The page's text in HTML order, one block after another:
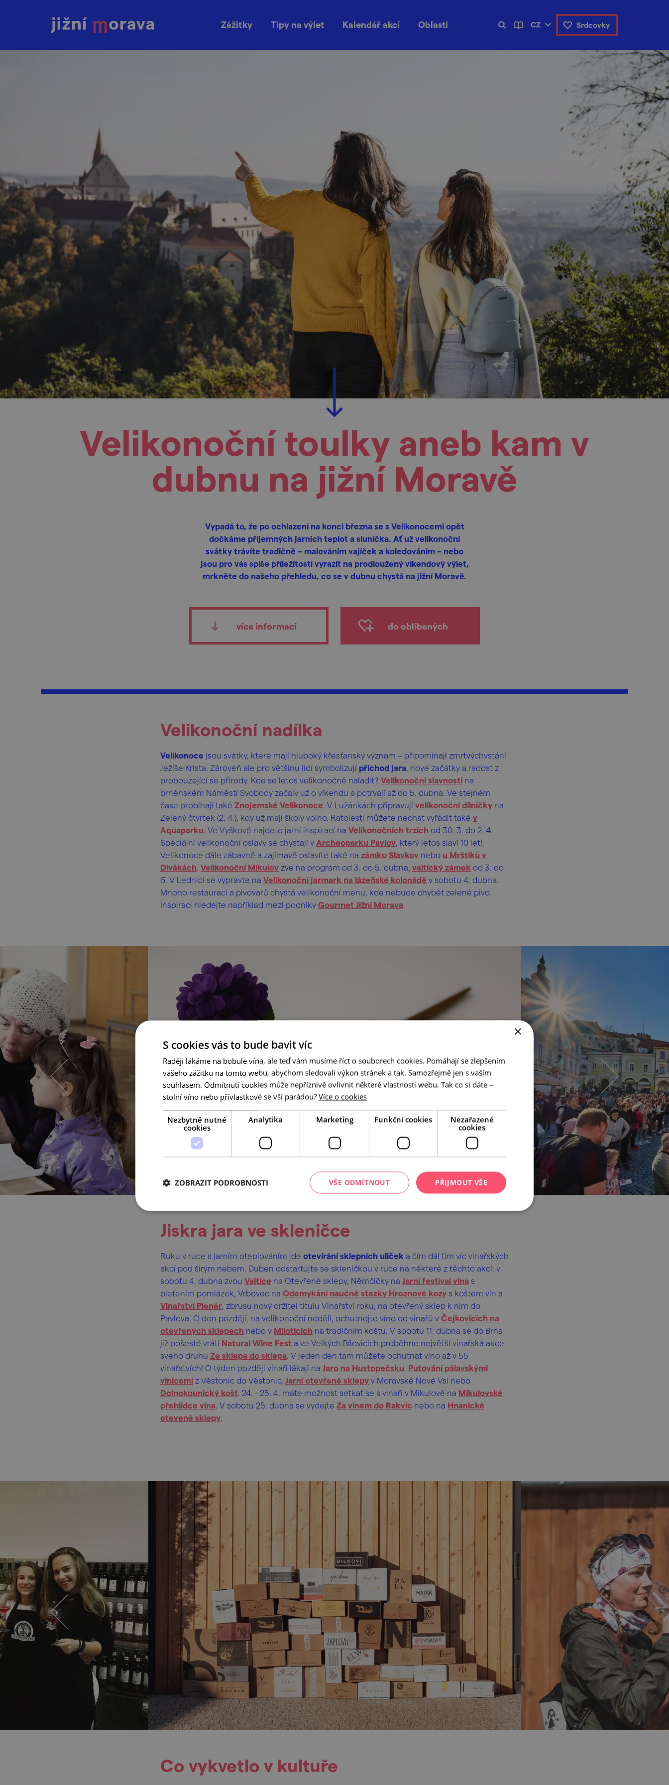
Zážitky Tipy na výlet Kalendář akcí Oblasti CZ Srdcovky
Velikonoční toulky aneb kam v
dubnu na jižní Moravě
Vypadá to, že po ochlazení na konci března se s Velikonocemi opět
dočkáme příjemných jarních teplot a sluníčka. Ať už velikonoční
svátky trávíte tradičně – malováním vajíček a koledováním – nebo
jsou pro vás spíše příležitostí vyrazit na prodloužený víkendový výlet,
mrkněte do našeho přehledu, co se v dubnu chystá na jižní Moravě.
více informací do oblíbených
Velikonoční nadílka
Velikonoce jsou svátky, které mají hluboký křesťanský význam – připomínají zmrtvýchvstání
Ježíše Krista. Zároveň ale pro většinu lidí symbolizují příchod jara , nové začátky a radost z
probouzející se přírody. Kde se letos velikonočně naladit? Velikonoční slavnosti na
brněnském Náměstí Svobody začaly už o víkendu a potrvají až do 5. dubna. Ve stejném
čase probíhají také Znojemské Velikonoce. V Lužánkách připravují velikonoční dílničky na
Zelený čtvrtek (2. 4.), kdy už mají školy volno. Ratolesti můžete nechat vyřádit také v
Aquaparku. Ve Vyškově najdete jarní inspirací na Velikonočních trzích od 30. 3. do 2. 4.
Speciální velikonoční oslavy se chystají v Archeoparku Pavlov , který letos slaví 10 let!
Velikonoce dále zábavně a zajímavě oslavíte také na zámku Slavkov nebo u Mrštíků v
Divákách. Velikonoční Mikulov zve na program od 3. do 5. dubna, valtický zámek od 3. do
6. V Lednici se vypravte na Velikonoční jarmark na lázeňské kolonádě v sobotu 4. dubna.
Mnoho restaurací a pivovarů chystá velikonoční menu, kde nebude chybět zelené pivo.
Inspiraci hledejte například mezi podniky Gourmet Jižní Morava.
Jiskra jara ve skleničce
Ruku v ruce s jarním oteplováním jde otevírání sklepních uliček a čím dál tím víc vinařských
akcí pod širým nebem. Duben odstartujte se skleničkou v ruce na některé z těchto akcí: v
sobotu 4. dubna zvou Valtice na Otevřené sklepy, Němčičky na Jarní festival vína s
pletením pomlázek, Vrbovec na Odemykání naučné stezky Hroznové kozy s koštem vín a
Vinařství Plenér , zbrusu nový držitel titulu Vinařství roku, na otevřený sklep k nim do
Pavlova. O den později, na velikonoční neděli, ochutnejte víno od vinařů v Čejkovicích na
otevřených sklepech nebo v Miloticích na tradičním koštu. V sobotu 11. dubna se do Brna
již pošesté vrátí Natural Wine Fest a ve Velkých Bílovicích proběhne největší vinařská akce
svého druhu Ze sklepa do sklepa. V jeden den tam můžete ochutnat víno až v 55
vinařstvích! O týden později vinaři lákají na Jaro na Hustopečsku Putování pálavskými
vinicemi z Věstonic do Věstonic, Jarní otevřené sklepy v Moravské Nové Vsi nebo
Dolnokounický košt. 24. - 25. 4. máte možnost setkat se s vinaři v Mikulově na Mikulovské
přehlídce vína. V sobotu 25. dubna se vydejte Za vínem do Rakvic nebo na Hnanické
otevené sklepy.
Co vykvetlo v kultuře
×
S cookies vás to bude bavit víc
Raději lákáme na bobule vína, ale teď vám musíme říct o souborech cookies. Pomáhají se zlepšením
vašeho zážitku na tomto webu, abychom sledovali výkon stránek a tak. Samozřejmě jen s vaším
souhlasem. Odmítnutí cookies může nepříznivě ovlivnit některé vlastnosti webu. Tak co si dáte –
stolní víno nebo přívlastkové se vší parádou? Více o cookies
Nezbytně nutné
cookies
Analytika Marketing Funkční cookies
Nezařazené
cookies
PŘIJMOUT VŠE
VŠE ODMÍTNOUT
ZOBRAZIT PODROBNOSTI